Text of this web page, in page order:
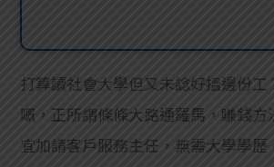
打算讀社會大學但又未諗好搵邊份工
嘅，正所謂條條大路通羅馬，賺錢方
宜加請客戶服務主任，無需大學學歷